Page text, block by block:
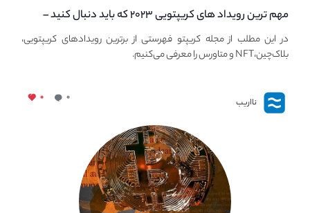
مهم ترین رویداد های کریپتویی ۲۰۲۳ که باید دنبال کنید –
معرفی بهترین رویداد های جهانی
در این مطلب از مجله کریپتو فهرستی از برترین رویدادهای کریپتویی،
بلاک‌چین،NFT و متاورس را معرفی می‌کنیم.
نااریب ۰ ۰